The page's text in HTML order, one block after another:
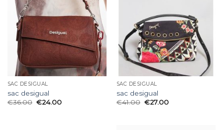
SAC DESIGUAL
sac desigual
€36.00 €24.00
SAC DESIGUAL
sac desigual
€41.00 €27.00